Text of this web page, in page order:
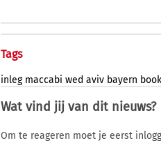
Tags
inleg maccabi wed aviv bayern
Wat vind jij van dit nieuws?
Om te reageren moet je eerst